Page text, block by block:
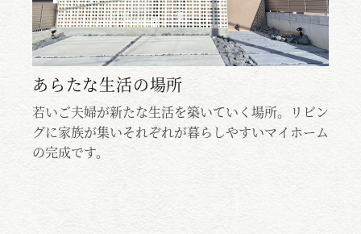
活の場所
たな生活を築いていく場所。リビン
それぞれが暮らしやすいマイホーム
若いご夫婦が新たな
グに家族が集いそれ